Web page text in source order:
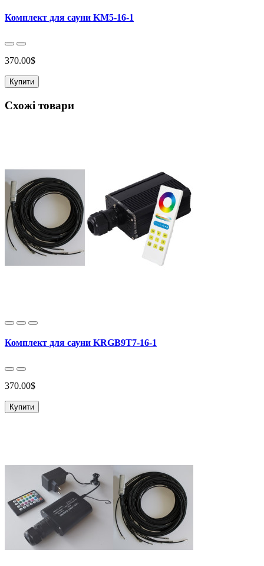
Комплект для сауни KM5-16-1
370.00$
Купити
Схожі товари
Комплект для сауни KRGB9T7-16-1
370.00$
Купити